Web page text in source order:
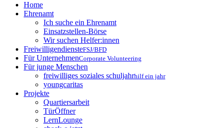
Home
Ehrenamt
Ich suche ein Ehrenamt
Einsatzstellen-Börse
Wir suchen Helfer:innen
FreiwilligendiensteFSJ/BFD
Für UnternehmenCorporate Volunteering
Für junge Menschen
freiwilliges soziales schuljahrhilf ein jahr
youngcaritas
Projekte
Quartiersarbeit
TürÖffner
LernLounge